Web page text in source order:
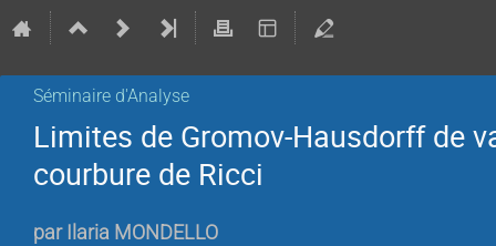
Séminaire d'Analyse
Limites de Gromov-Hausdorff de
courbure de Ricci
par Ilaria MONDELLO